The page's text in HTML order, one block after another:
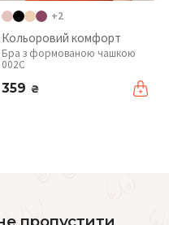
+2
Кольоровий комфорт
Бра з формованою чашкою
002C
359 ₴
пропустити